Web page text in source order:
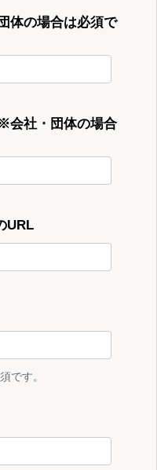
体の場合は必須で
会社・団体の場合
URL
です。